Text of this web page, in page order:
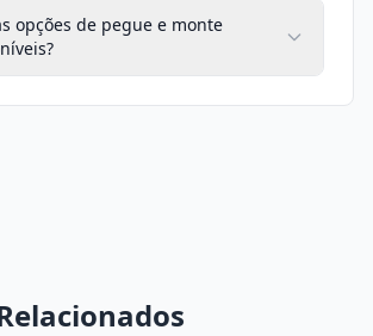
opções de pegue e monte